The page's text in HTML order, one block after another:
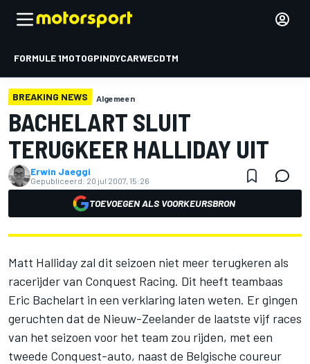
FORMULE 1MOTOGPINDYCARWECDTM
BREAKING NEWS Algemeen
BACHELART SLUIT
TERUGKEER HALLIDAY UIT
Erwin Jaeggi
Gepubliceerd: 20 jul 2007, 15:26
TOEVOEGEN ALS VOORKEURSBRON
Matt Halliday zal dit seizoen niet meer terugkeren als
racerijder van Conquest Racing. Dit heeft teambaas
Eric Bachelart in een verklaring laten weten. Er gingen
geruchten dat de Nieuw-Zeelander de laatste vijf races
van het seizoen voor het team zou rijden, met een
tweede Conquest-auto, naast de Belgische coureur